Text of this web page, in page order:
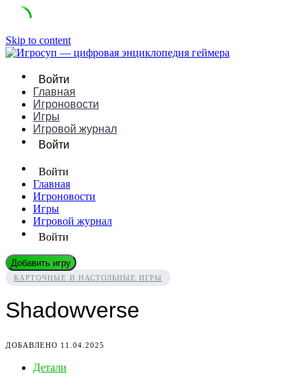
Skip to content
Войти
Главная
Игроновости
Игры
Игровой журнал
Войти
Войти
Главная
Игроновости
Игры
Игровой журнал
Войти
Добавить игру
КАРТОЧНЫЕ И НАСТОЛЬНЫЕ ИГРЫ
Shadowverse
ДОБАВЛЕНО 11.04.2025
Детали